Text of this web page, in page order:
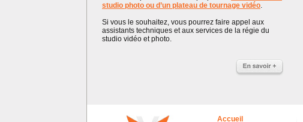
studio photo ou d’un plateau de tournage vidéo
Si vous le souhaitez, vous pourrez faire appel aux
assistants techniques et aux services de la régie du
studio vidéo et photo.
Accueil